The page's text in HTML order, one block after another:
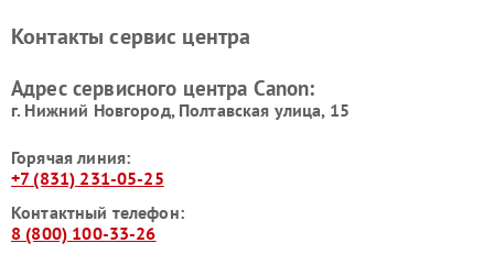
Контакты сервис центра
Адрес сервисного центра Canon:
г. Нижний Новгород, Полтавская улица, 15
Горячая линия:
+7 (831) 231-05-25
Контактный телефон:
8 (800) 100-33-26